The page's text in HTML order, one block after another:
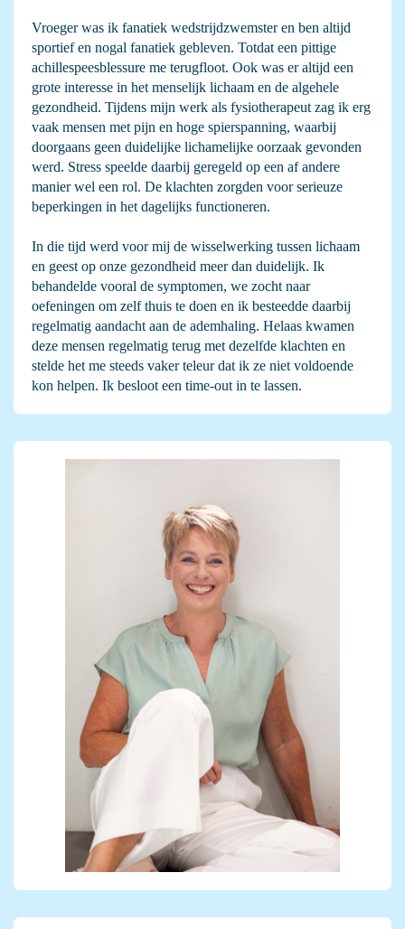
Vroeger was ik fanatiek wedstrijdzwemster en ben altijd
sportief en nogal fanatiek gebleven. Totdat een pittige
achillespeesblessure me terugfloot. Ook was er altijd een
grote interesse in het menselijk lichaam en de algehele
gezondheid. Tijdens mijn werk als fysiotherapeut zag ik erg
vaak mensen met pijn en hoge spierspanning, waarbij
doorgaans geen duidelijke lichamelijke oorzaak gevonden
werd. Stress speelde daarbij geregeld op een af andere
manier wel een rol. De klachten zorgden voor serieuze
beperkingen in het dagelijks functioneren.
In die tijd werd voor mij de wisselwerking tussen lichaam
en geest op onze gezondheid meer dan duidelijk. Ik
behandelde vooral de symptomen, we zocht naar
oefeningen om zelf thuis te doen en ik besteedde daarbij
regelmatig aandacht aan de ademhaling. Helaas kwamen
deze mensen regelmatig terug met dezelfde klachten en
stelde het me steeds vaker teleur dat ik ze niet voldoende
kon helpen. Ik besloot een time-out in te lassen.